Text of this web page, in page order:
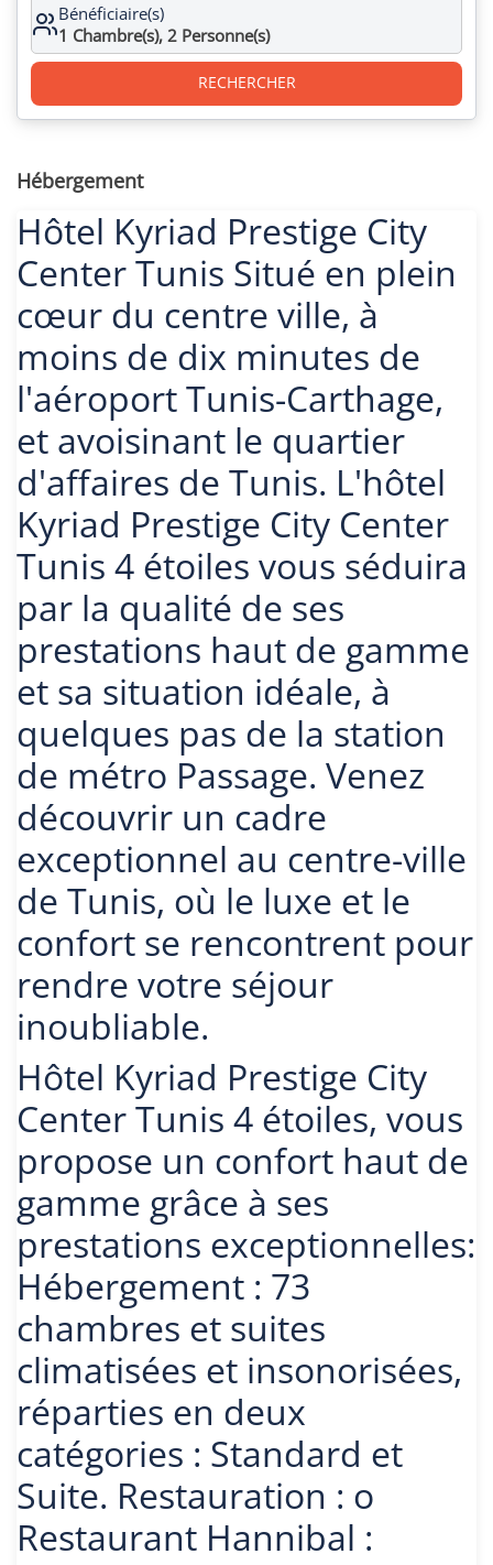
Bénéficiaire(s)
1 Chambre(s), 2 Personne(s)
RECHERCHER
Hébergement
Hôtel Kyriad Prestige City
Center Tunis Situé en plein
cœur du centre ville, à
moins de dix minutes de
l'aéroport Tunis-Carthage,
et avoisinant le quartier
d'affaires de Tunis. L'hôtel
Kyriad Prestige City Center
Tunis 4 étoiles vous séduira
par la qualité de ses
prestations haut de gamme
et sa situation idéale, à
quelques pas de la station
de métro Passage. Venez
découvrir un cadre
exceptionnel au centre-ville
de Tunis, où le luxe et le
confort se rencontrent pour
rendre votre séjour
inoubliable.
Hôtel Kyriad Prestige City
Center Tunis 4 étoiles, vous
propose un confort haut de
gamme grâce à ses
prestations exceptionnelles:
Hébergement : 73
chambres et suites
climatisées et insonorisées,
réparties en deux
catégories : Standard et
Suite. Restauration : ο
Restaurant Hannibal :